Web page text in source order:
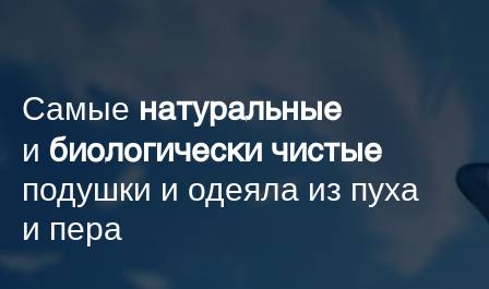
Самыенатуральные
и биологически чистые
подушки и одеяла из пуха
и пера